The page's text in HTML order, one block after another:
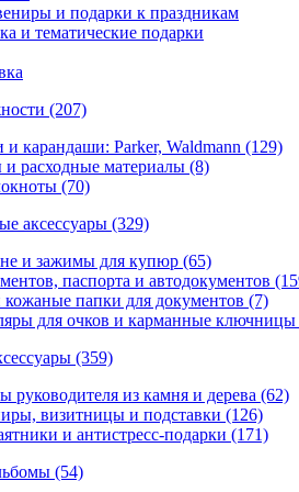
и подарки к праздникам
и тематические подарки
(207)
карандаши: Parker, Waldmann (129)
расходные материалы (8)
(70)
аксессуары (329)
и зажимы для купюр (65)
паспорта и автодокументов
папки для документов (7)
для очков и карманные ключницы
(359)
руководителя из камня и дерева (62)
визитницы и подставки (126)
и антистресс-подарки (171)
(54)